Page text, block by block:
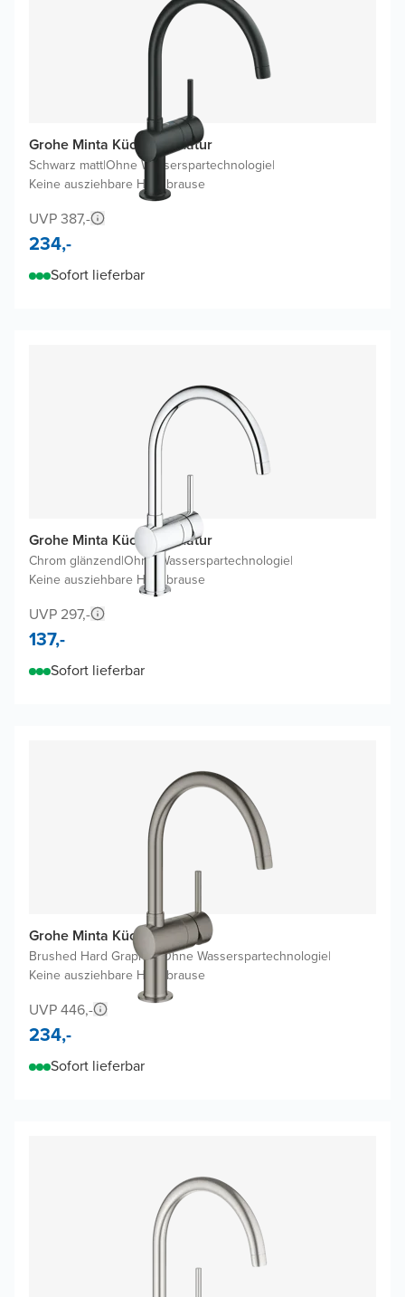
Grohe Minta Küchenarmatur
Schwarz matt|Ohne Wasserspartechnologie|
Keine ausziehbare Handbrause
UVP 387,-
234,-
Sofort lieferbar
Grohe Minta Küchenarmatur
Chrom glänzend|Ohne Wasserspartechnologie|
Keine ausziehbare Handbrause
UVP 297,-
137,-
Sofort lieferbar
Grohe Minta Küchenarmatur
Brushed Hard Graphite|Ohne Wasserspartechnologie|
Keine ausziehbare Handbrause
UVP 446,-
234,-
Sofort lieferbar